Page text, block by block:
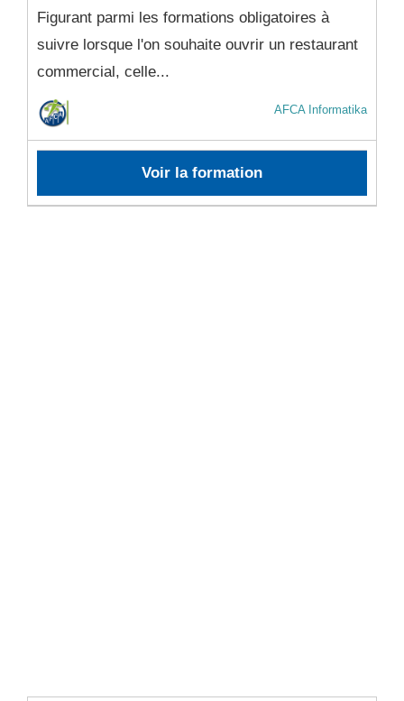
Figurant parmi les formations obligatoires à
suivre lorsque l'on souhaite ouvrir un restaurant
commercial, celle...
AFCA Informatika
Voir la formation